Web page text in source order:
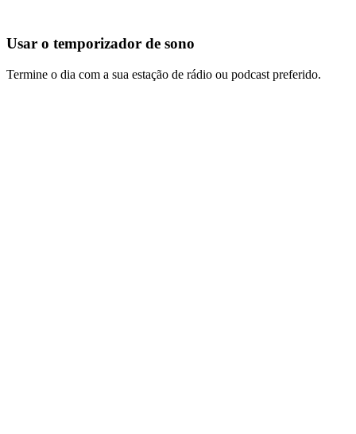
Usar o temporizador de sono
Termine o dia com a sua estação de rádio ou podcast preferido.